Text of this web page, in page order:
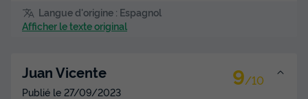
Langue d'origine : Espagnol
Afficher le texte original
Juan Vicente 9/10
Publié le 27/09/2023